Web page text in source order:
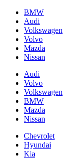
BMW
Audi
Volkswagen
Volvo
Mazda
Nissan
Audi
Volvo
Volkswagen
BMW
Mazda
Nissan
Chevrolet
Hyundai
Kia